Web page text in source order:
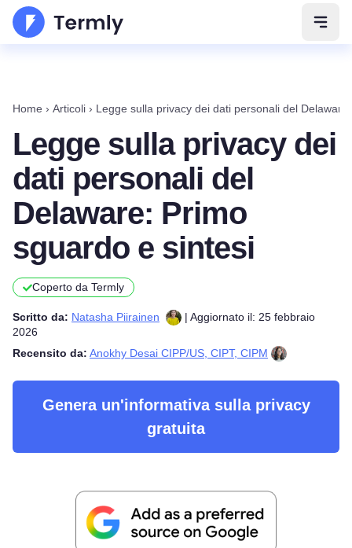
Apri
Home › Articoli › Legge sulla privacy dei dati personali del
Legge sulla privacy dei
dati personali del
Delaware: Primo
sguardo e sintesi
Coperto da Termly
Scritto da: Natasha Piirainen
| Aggiornato il: 25 febbraio
2026
Recensito da: Anokhy Desai CIPP/US, CIPT, CIPM
Genera un'informativa sulla privacy
gratuita